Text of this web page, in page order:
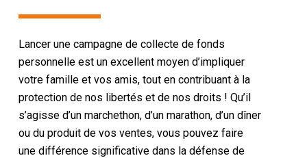
Lancer une campagne de collecte de fonds
personnelle est un excellent moyen d’impliquer
votre famille et vos amis, tout en contribuant à la
protection de nos libertés et de nos droits ! Qu’il
s’agisse d’un marchethon, d’un marathon, d’un dîner
ou du produit de vos ventes, vous pouvez faire
une différence significative dans la défense de